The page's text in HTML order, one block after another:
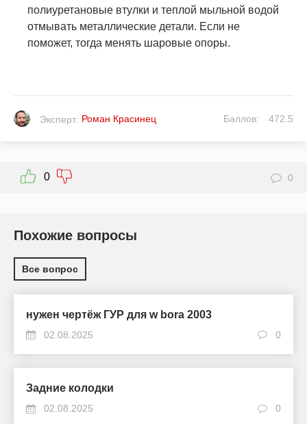
полиуретановые втулки и теплой мыльной водой
отмывать металлические детали. Если не
поможет, тогда менять шаровые опоры.
Эксперт: Роман Красинец Баллов: 472.5
0 0
Похожие вопросы
Все вопрос
нужен чертёж ГУР для w bora 2003
02.08.2025 0
Задние колодки
02.08.2025 0